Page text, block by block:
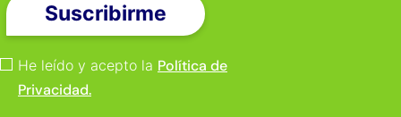
He leído y acepto la Política de
Privacidad.